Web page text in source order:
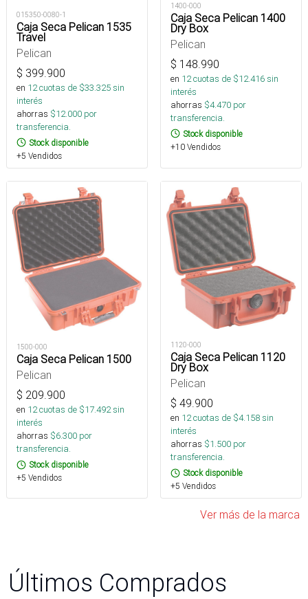
015350-0080-1
Caja Seca Pelican 1535
Travel
Pelican
$ 399.900
en 12cuotas de $33.325sin
interés
ahorras $12.000 por
transferencia.
Stock disponible
+5 Vendidos
1400-000
Caja Seca Pelican 1400
Dry Box
Pelican
$ 148.990
en 12cuotas de $12.416sin
interés
ahorras $4.470 por
transferencia.
Stock disponible
+10 Vendidos
1500-000
Caja Seca Pelican 1500
Pelican
$ 209.900
en 12cuotas de $17.492sin
interés
ahorras $6.300 por
transferencia.
Stock disponible
+5 Vendidos
1120-000
Caja Seca Pelican 1120
Dry Box
Pelican
$ 49.900
en 12cuotas de $4.158sin
interés
ahorras $1.500 por
transferencia.
Stock disponible
+5 Vendidos
Ver más de la marca
Últimos Comprados